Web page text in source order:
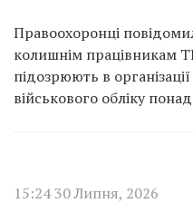
Правоохоронці
колишнім працівникам
підозрюють в
військового обліку
15:24 30 Липня, 2026